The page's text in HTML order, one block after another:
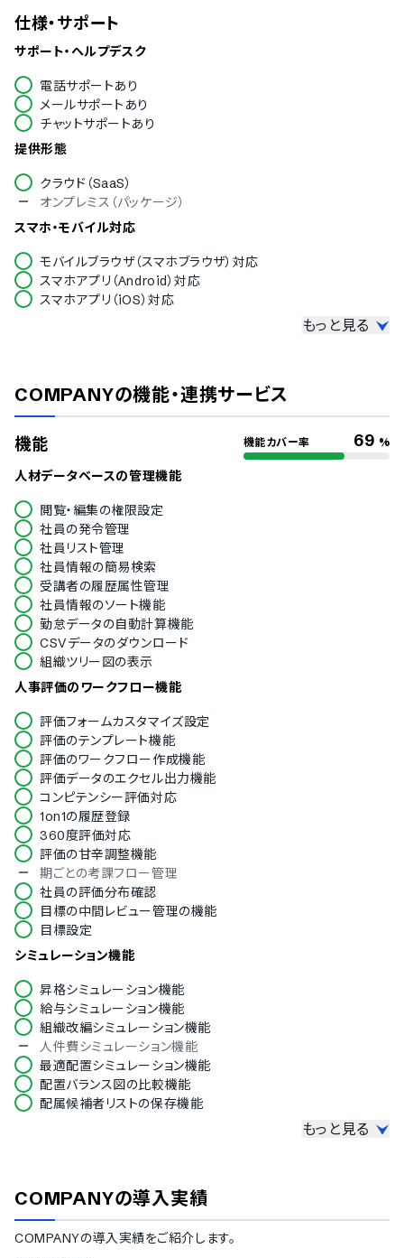
仕様・サポート
サポート・ヘルプデスク
電話サポートあり
メールサポートあり
チャットサポートあり
提供形態
クラウド（SaaS）
オンプレミス（パッケージ）
スマホ・モバイル対応
モバイルブラウザ（スマホブラウザ）対応
スマホアプリ（Android）対応
スマホアプリ（iOS）対応
冗長化
通信の暗号化
IP制限
二要素認証・二段階認証
シングルサインオン
対応言語
英語
中国語
オランダ語
フィンランド語
フランス語
ドイツ語
イタリア語
韓国語
ポルトガル語
スペイン語
スウェーデン語
タイ語
アラビア語
インドネシア語
ブルガリア語
クロアチア語
チェコ語
ヘブライ語
ヒンディー語
ポーランド語
トルコ語
ベトナム語
もっと見る
COMPANYの機能・連携サービス
機能 機能カバー率 69 %
人材データベースの管理機能
閲覧・編集の権限設定
社員の発令管理
社員リスト管理
社員情報の簡易検索
受講者の履歴属性管理
社員情報のソート機能
勤怠データの自動計算機能
CSVデータのダウンロード
組織ツリー図の表示
人事評価のワークフロー機能
評価フォームカスタマイズ設定
評価のテンプレート機能
評価のワークフロー作成機能
評価データのエクセル出力機能
コンピテンシー評価対応
1on1の履歴登録
360度評価対応
評価の甘辛調整機能
期ごとの考課フロー管理
社員の評価分布確認
目標の中間レビュー管理の機能
目標設定
シミュレーション機能
昇格シミュレーション機能
給与シミュレーション機能
組織改編シミュレーション機能
人件費シミュレーション機能
最適配置シミュレーション機能
配置バランス図の比較機能
配属候補者リストの保存機能
アンケート回答の進捗確認
アンケートの催促メール送信機能
アンケートの集計・分析機能
もっと見る
COMPANYの導入実績
COMPANYの導入実績をご紹介します。